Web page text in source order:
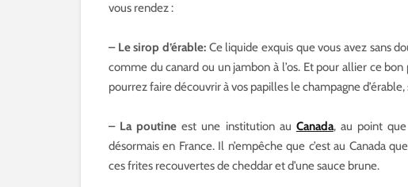
vous rendez :
– Le sirop d’érable: Ce liquide exquis que vous avez sans
comme du canard ou un jambon à l’os. Et pour allier ce
pourrez faire découvrir à vos papilles le champagne
– La poutine est une institution au Canada, au point
désormais en France. Il n’empêche que c’est au Canada
ces frites recouvertes de cheddar et d’une sauce brune.